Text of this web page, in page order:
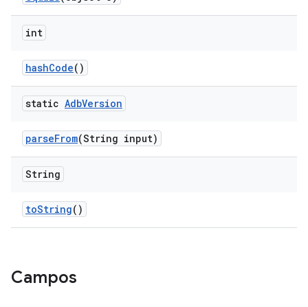
int
hashCode()
static AdbVersion
parseFrom(String input)
String
toString()
Campos